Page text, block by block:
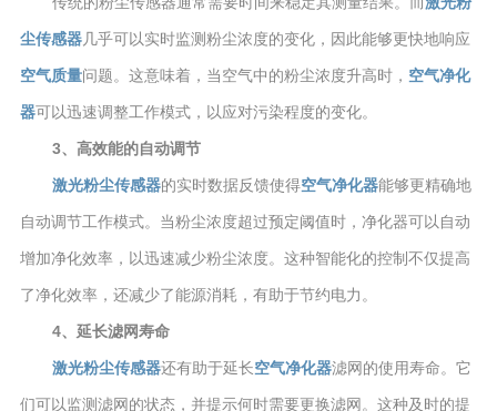
尘传感器几乎可以实时监测粉尘浓度的变化，因此能够更快地响应
空气质量问题。这意味着，当空气中的粉尘浓度升高时， 空气净化
器可以迅速调整工作模式，以应对污染程度的变化。
3、高效能的自动调节
激光粉尘传感器的实时数据反馈使得空气净化器能够更精确地
自动调节工作模式。当粉尘浓度超过预定阈值时，净化器可以自动
增加净化效率，以迅速减少粉尘浓度。这种智能化的控制不仅提高
了净化效率，还减少了能源消耗，有助于节约电力。
4、延长滤网寿命
激光粉尘传感器还有助于延长空气净化器滤网的使用寿命。它
们可以监测滤网的状态，并提示何时需要更换滤网。这种及时的提